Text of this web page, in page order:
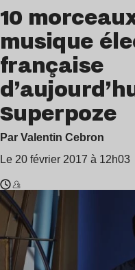
10
musique
française
Superpoze
Par Valentin Cebron
Le 20 février 2017 à 12h03
Temps
de
lecture
Superpoze